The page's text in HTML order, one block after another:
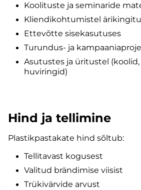
Koolituste ja seminaride
Kliendikohtumistel
Ettevõtte sisekasutuses
Turundus- ja
Asutustes ja üritustel (koolid,
huviringid)
Hind ja tellimine
Plastikpastakate hind sõltub:
Tellitavast kogusest
Valitud brändimise viisist
Trükivärvide arvust